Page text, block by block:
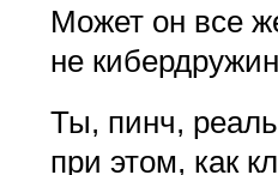
Может он все
не
Ты, пинч,
при этом, как